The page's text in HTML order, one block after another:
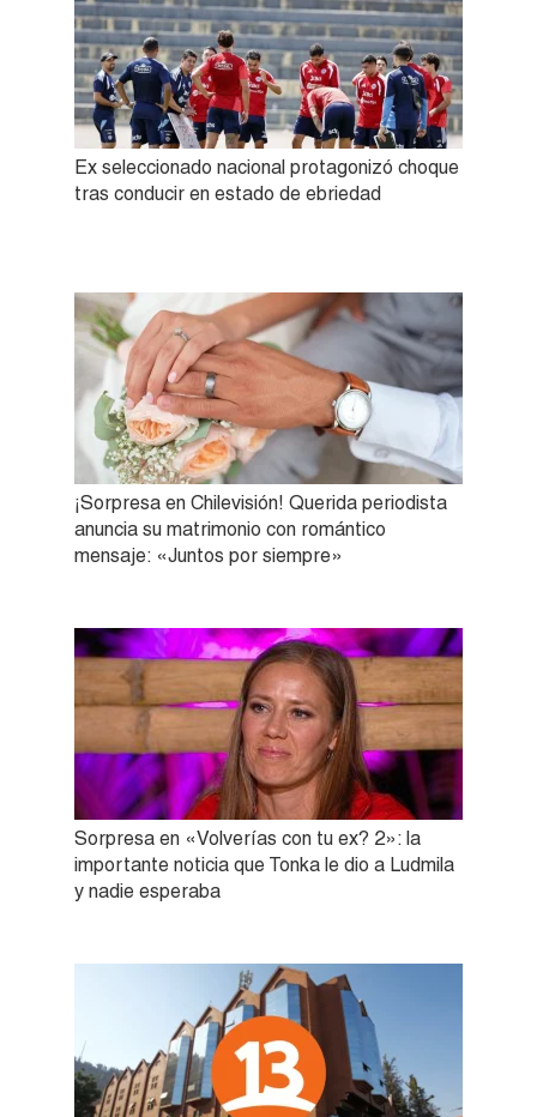
Ex seleccionado nacional protagonizó choque
tras conducir en estado de ebriedad
¡Sorpresa en Chilevisión! Querida periodista
anuncia su matrimonio con romántico
mensaje: «Juntos por siempre»
Sorpresa en «Volverías con tu ex? 2»: la
importante noticia que Tonka le dio a Ludmila
y nadie esperaba